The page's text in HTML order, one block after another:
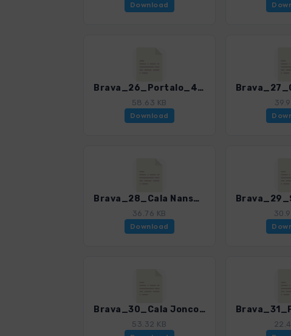
Download
Brava_26_Portalo_4328_4.gpx
58.63 KB
Download
Brava_28_Cala Nans_4328_4.gpx
36.76 KB
Download
Brava_30_Cala Joncols_4328_4.gpx
53.32 KB